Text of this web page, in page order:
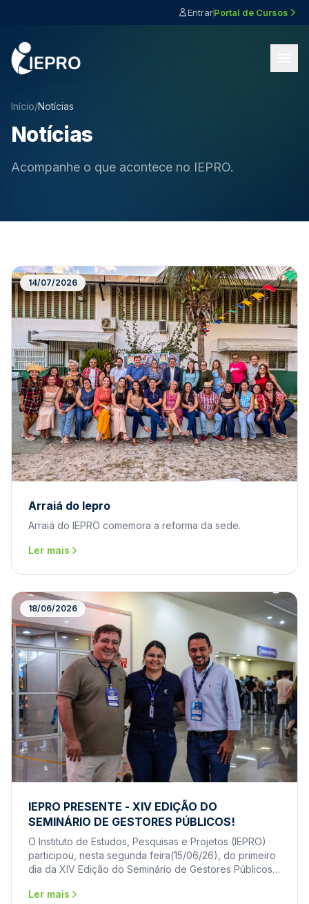
EntrarPortal de Cursos
Início/Notícias
Notícias
Acompanhe o que acontece no IEPRO.
14/07/2026
Arraiá do Iepro
Arraiá do IEPRO comemora a reforma da sede.
Ler mais
18/06/2026
IEPRO PRESENTE - XIV EDIÇÃO DO
SEMINÁRIO DE GESTORES PÚBLICOS!
O Instituto de Estudos, Pesquisas e Projetos (IEPRO)
participou, nesta segunda feira(15/06/26), do primeiro
dia da XIV Edição do Seminário de Gestores Públicos,
Reconhecido como um dos principais encontros
Ler mais